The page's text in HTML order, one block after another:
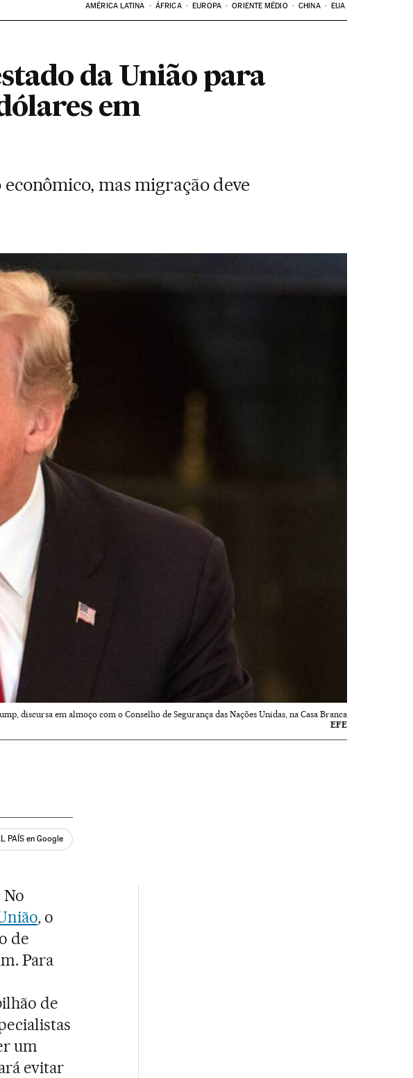
AMÉRICA LATINA ÁFRICA EUROPA ORIENTE MÉDIO CHINA EUA
da União para
em
mas migração deve
discursa em almoço com o Conselho de Segurança das Nações Unidas, na Casa Branca
EFE
PAÍS en Google
, o
de
Para
de
um
evitar